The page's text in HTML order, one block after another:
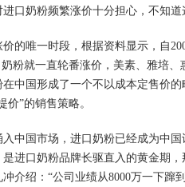
口奶粉频繁涨价十分担心，不知
的唯一时段，根据资料显示，自
粉就一直轮番涨价，美素、雅培
中国形成了一个不以成本定售价
”的销售策略。
中国市场，进口奶粉已经成为中
进口奶粉品牌长驱直入的黄金期
介绍：“公司业绩从8000万一下蹿